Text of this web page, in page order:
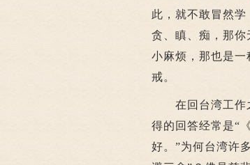
此，就不敢冒然
贪、瞋、痴，那
小麻烦，那也是
戒。
在回台湾工作之
得的回答经常是“
好。”为何台湾许